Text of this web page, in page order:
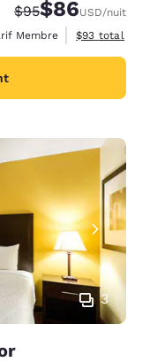
Tarif barré :
$95Tarif réduit :
$86USD/nuit
Membre
Afficher les
$93 total
3